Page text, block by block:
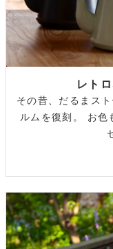
レト
その昔、だるまス
ルムを復刻。 お色